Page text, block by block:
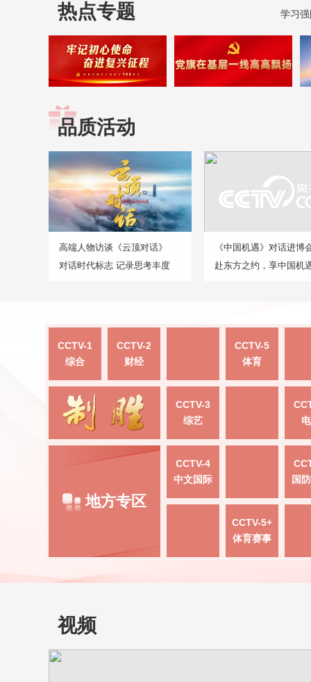
热点专题 学习
品质活动
高端人物访谈《云顶对话》
对话时代标志 记录思考丰度
《中国机遇》对话进博
赴东方之约，享中国机
CCTV-1
综合
CCTV-2
财经
CCTV-5
体育
CCTV-3
综艺
地方专区
CCTV-4
中文国际
国
CCTV-5+
体育赛事
视频